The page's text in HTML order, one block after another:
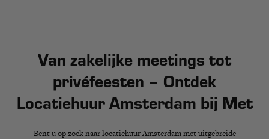
Van zakelijke meetings tot
privéfeesten – Ontdek
Locatiehuur Amsterdam bij Met
Bent u op zoek naar locatiehuurAmsterdammet uitgebreide